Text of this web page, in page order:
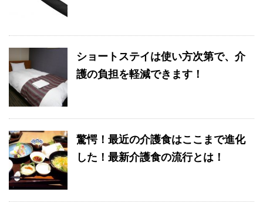
ショートステイは使い方次第で、介
護の負担を軽減できます！
驚愕！最近の介護食はここまで進化
した！最新介護食の流行とは！